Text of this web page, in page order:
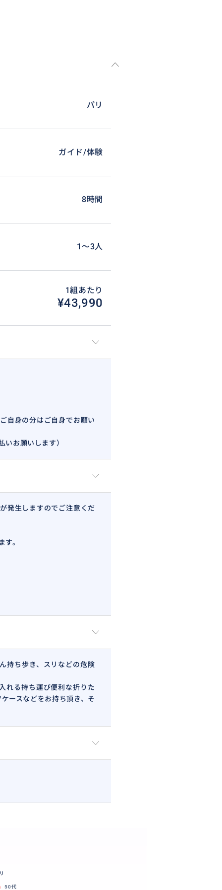
ご希望の場合は、早朝料金20
パリ
ガイド/体験
8時間
1〜3人
1組あたり
¥43,990
自身の分はご自身でお願い
いお願いします）
発生しますのでご注意くだ
。
持ち歩き、スリなどの危険
れる持ち運び便利な折りた
ースなどをお持ち頂き、そ
50代